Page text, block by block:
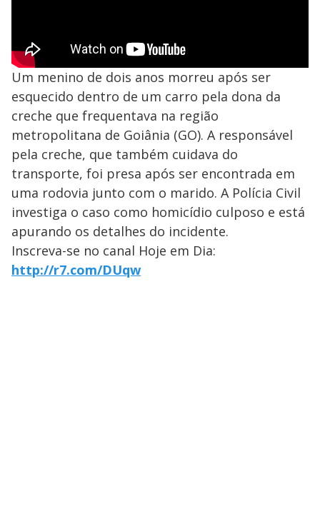
Um menino de dois anos morreu após ser
esquecido dentro de um carro pela dona da
creche que frequentava na região
metropolitana de Goiânia (GO). A responsável
pela creche, que também cuidava do
transporte, foi presa após ser encontrada em
uma rodovia junto com o marido. A Polícia Civil
investiga o caso como homicídio culposo e está
apurando os detalhes do incidente.
Inscreva-se no canal Hoje em Dia:
http://r7.com/DUqw